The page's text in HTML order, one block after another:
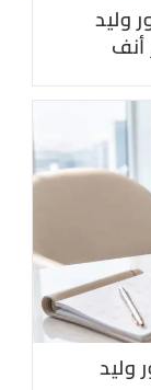
وليد
أنف
وليد